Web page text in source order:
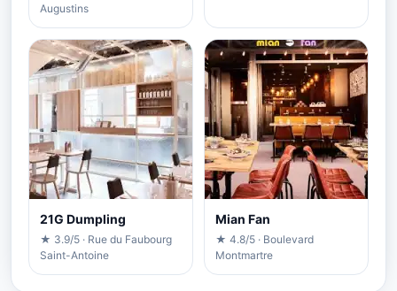
Augustins
21G Dumpling
★ 3.9/5 · Rue du Faubourg
Saint-Antoine
Mian Fan
★ 4.8/5 · Boulevard
Montmartre